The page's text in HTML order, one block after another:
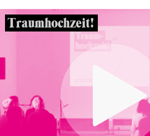
Traumhochzeit!